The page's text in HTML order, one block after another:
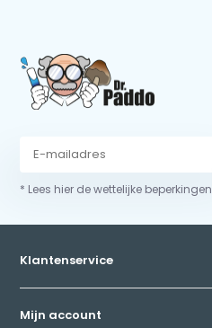
* Lees hier de wettelijke beperkingen
Klantenservice
Mijn account